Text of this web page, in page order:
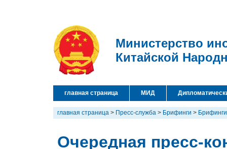
Министерство
Китайской
главная страница МИД
главная страница > Пресс-служба > Брифинги > Брифинги
Очередная пресс-